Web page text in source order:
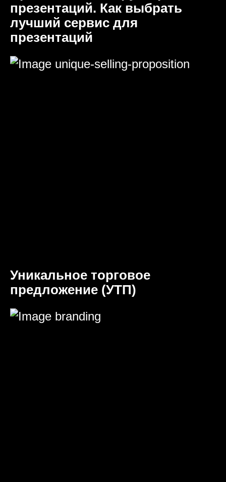
презентаций. Как выбрать
лучший сервис для
презентаций
Уникальное торговое
предложение (УТП)